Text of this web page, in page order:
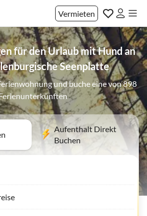
Vermieten
für den Urlaub mit Hund an
Seenplatte
und buche eine von 898
Aufenthalt Direkt
Buchen